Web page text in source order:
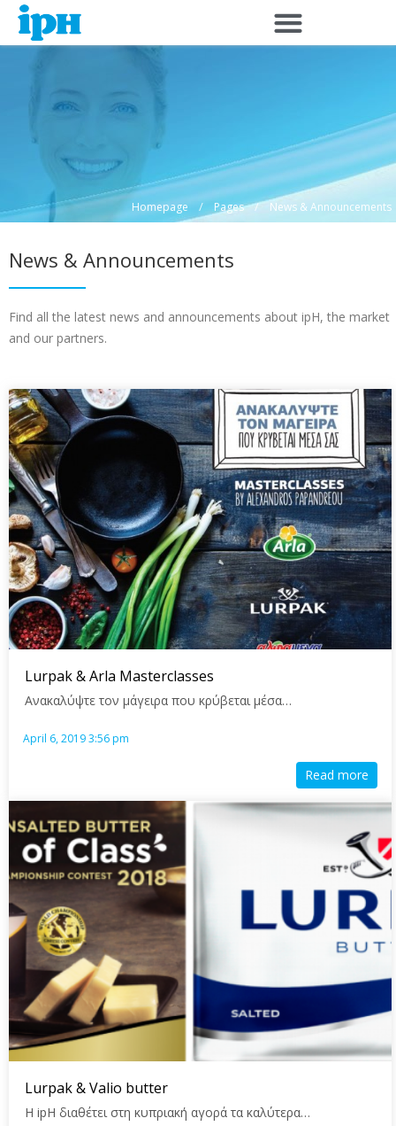
Skip
content
Homepage / Pages / News & Announcements
News & Announcements
Find all the latest news and announcements about ipH, the market
and our partners.
Lurpak & Arla Masterclasses
Ανακαλύψτε τον μάγειρα που κρύβεται μέσα…
April 6, 2019 3:56 pm
Read more
Lurpak & Valio butter
Η ipH διαθέτει στη κυπριακή αγορά τα καλύτερα…
Page Page Page Page Page Page Page Page